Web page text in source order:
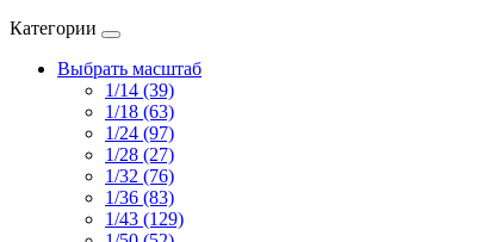
Категории
Выбрать масштаб
1/14 (39)
1/18 (63)
1/24 (97)
1/28 (27)
1/32 (76)
1/36 (83)
1/43 (129)